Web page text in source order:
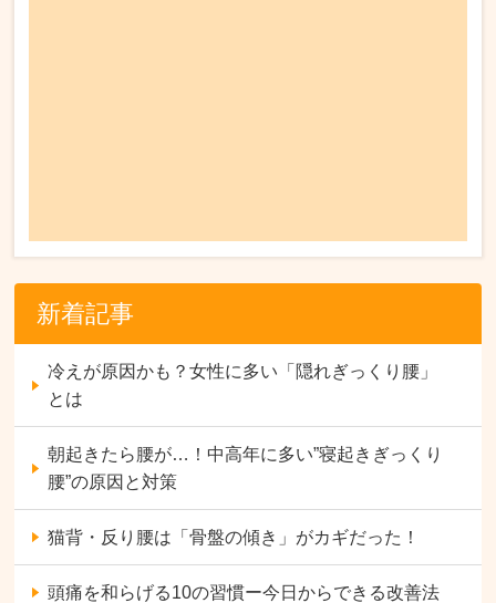
新着記事
冷えが原因かも？女性に多い「隠れぎっくり腰」
とは
朝起きたら腰が…！中高年に多い”寝起きぎっくり
腰”の原因と対策
猫背・反り腰は「骨盤の傾き」がカギだった！
頭痛を和らげる10の習慣ー今日からできる改善法